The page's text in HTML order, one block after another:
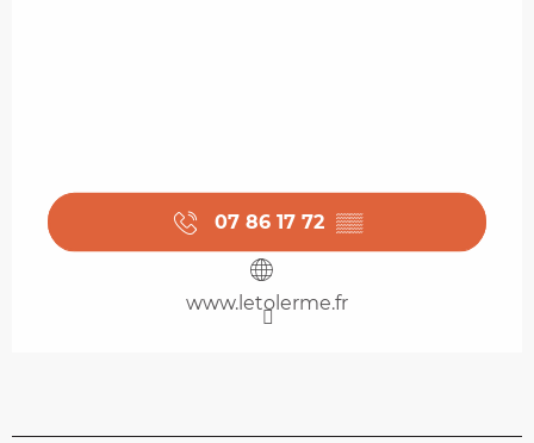
07 86 17 72 ▒▒
www.letolerme.fr